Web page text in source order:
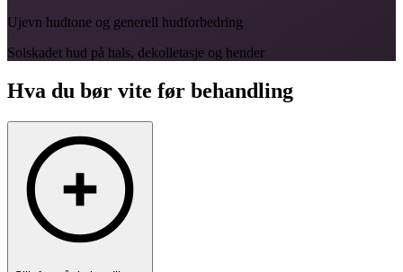
Ujevn hudtone og generell hudforbedring
Solskadet hud på hals, dekolletasje og hender
Hva du bør vite før behandling